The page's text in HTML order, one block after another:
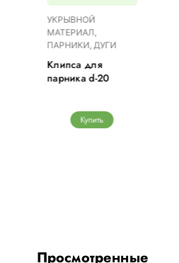
УКРЫВНОЙ
МАТЕРИАЛ,
ПАРНИКИ, ДУГИ
Клипса для
парника d-20
Купить
Просмотренные